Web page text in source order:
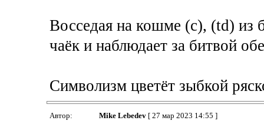
Восседая на кошме (с), (td) из
чаёк и наблюдает за битвой
Символизм цветёт зыбкой
Автор: Mike Lebedev[ 27 мар 2023 14:55 ]